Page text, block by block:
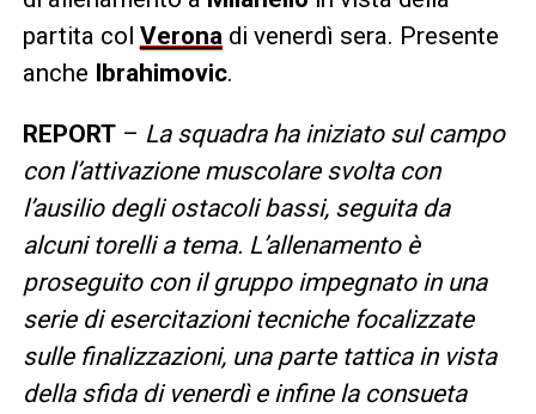
partita col Verona di venerdì sera. Presente
anche Ibrahimovic.
REPORT– La squadra ha iniziato sul campo
con l’attivazione muscolare svolta con
l’ausilio degli ostacoli bassi, seguita da
alcuni torelli a tema. L’allenamento è
proseguito con il gruppo impegnato in una
serie di esercitazioni tecniche focalizzate
sulle finalizzazioni, una parte tattica in vista
della sfida di venerdì e infine la consueta